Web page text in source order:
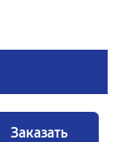
Заказать